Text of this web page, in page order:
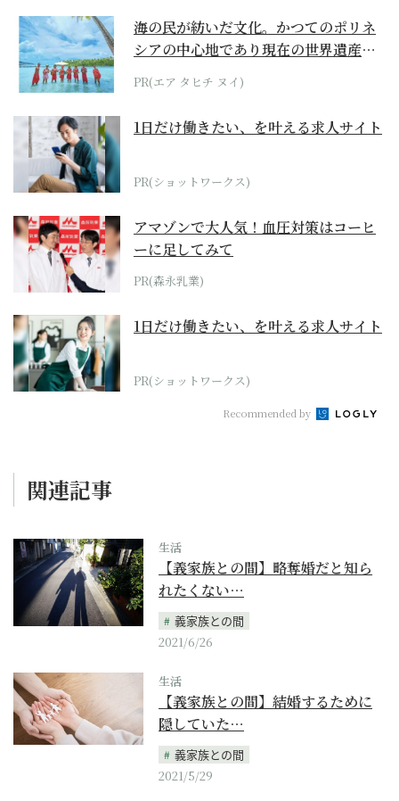
海の民が紡いだ文化。かつてのポリネ
シアの中心地であり現在の世界遺産か
らみえてくる...
PR(エア タヒチ ヌイ)
1日だけ働きたい、を叶える求人サイト
PR(ショットワークス)
アマゾンで大人気！血圧対策はコーヒ
ーに足してみて
PR(森永乳業)
1日だけ働きたい、を叶える求人サイト
PR(ショットワークス)
Recommended by
関連記事
生活
【義家族との間】略奪婚だと知ら
れたくない…
義家族との間
2021/6/26
生活
【義家族との間】結婚するために
隠していた…
義家族との間
2021/5/29